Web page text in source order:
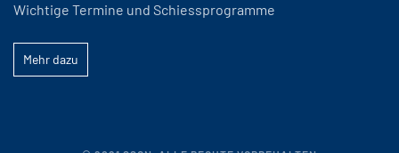
Wichtige Termine und Schiessprogramme
Mehr dazu